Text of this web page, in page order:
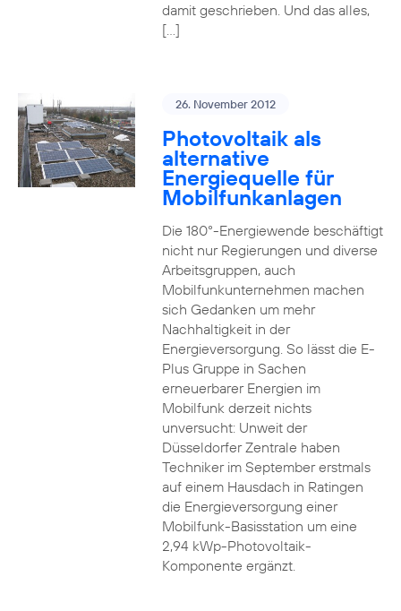
damit geschrieben. Und das alles,
[…]
26. November 2012
Photovoltaik als
alternative
Energiequelle für
Mobilfunkanlagen
Die 180°-Energiewende beschäftigt
nicht nur Regierungen und diverse
Arbeitsgruppen, auch
Mobilfunkunternehmen machen
sich Gedanken um mehr
Nachhaltigkeit in der
Energieversorgung. So lässt die E-
Plus Gruppe in Sachen
erneuerbarer Energien im
Mobilfunk derzeit nichts
unversucht: Unweit der
Düsseldorfer Zentrale haben
Techniker im September erstmals
auf einem Hausdach in Ratingen
die Energieversorgung einer
Mobilfunk-Basisstation um eine
2,94 kWp-Photovoltaik-
Komponente ergänzt.